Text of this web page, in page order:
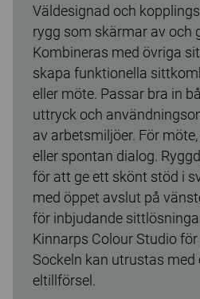
Väldesignad och
rygg som skärmar av och
Kombineras med övriga
skapa funktionella
eller möte. Passar bra in
uttryck och
av arbetsmiljöer. För
eller spontan dialog.
för att ge ett skönt stöd i
med öppet avslut på
för inbjudande
Kinnarps Colour Studio
Sockeln kan utrustas
eltillförsel.